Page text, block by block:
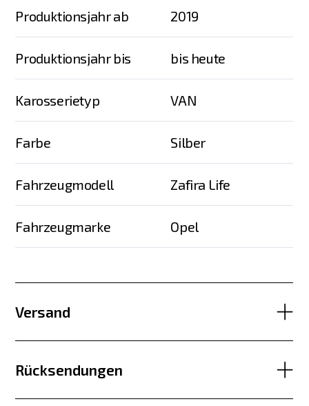
Produktionsjahr ab 2019
Produktionsjahr bis bis heute
Karosserietyp VAN
Farbe Silber
Fahrzeugmodell Zafira Life
Fahrzeugmarke Opel
Versand
Rücksendungen